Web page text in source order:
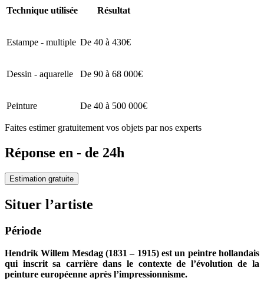
Technique utilisée Résultat
Estampe - multiple De 40 à 430€
Dessin - aquarelle De 90 à 68 000€
Peinture De 40 à 500 000€
Faites estimer gratuitement vos objets par nos experts
Réponse en - de 24h
Estimation gratuite
Situer l’artiste
Période
Hendrik Willem Mesdag (1831 – 1915) est un peintre hollandais
qui inscrit sa carrière dans le contexte de l’évolution de la
peinture européenne après l’impressionnisme.